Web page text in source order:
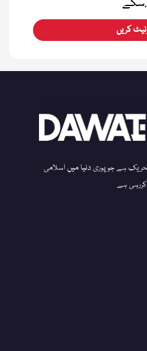
سکے.
کریں
ہے جو پوری دنیا میں اسلامی
ہے